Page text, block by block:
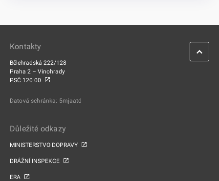
Kontakty
Bělehradská 222/128
Praha 2 – Vinohrady
PSČ 120 00
Datová schránka: 5mjaatd
Důležité odkazy
MINISTERSTVO DOPRAVY
DRÁŽNÍ INSPEKCE
ERA